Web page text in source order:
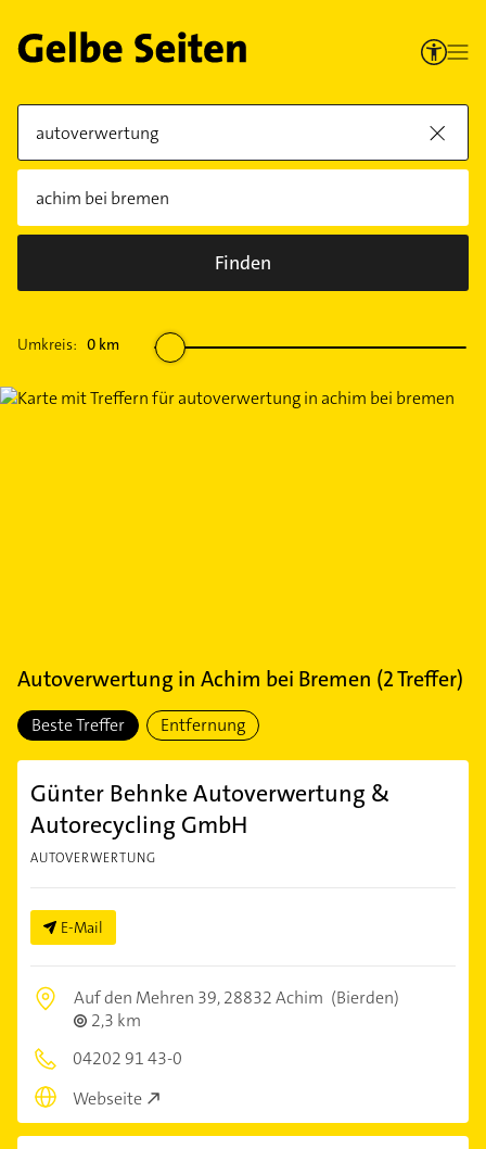
Finden
Umkreis: 0 km
Autoverwertung in Achim bei Bremen (2Treffer)
Beste Treffer Entfernung
Günter Behnke Autoverwertung &
Autorecycling GmbH
AUTOVERWERTUNG
E-Mail
Auf den Mehren 39,28832 Achim (Bierden)
2,3 km
04202 91 43-0
Webseite